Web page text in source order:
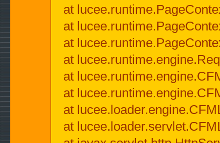
at
at
at
at
at
at
at
at